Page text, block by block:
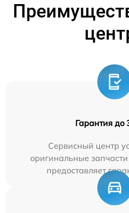
Гарантия до
Сервисный центр
оригинальные
предоставляет